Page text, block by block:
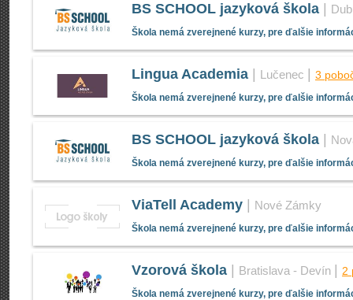
BS SCHOOL jazyková škola
Škola nemá zverejnené kurzy, pre ďalšie
Lingua Academia Lučenec 3
Škola nemá zverejnené kurzy, pre ďalšie
BS SCHOOL jazyková škola
Škola nemá zverejnené kurzy, pre ďalšie
ViaTell Academy Nové Zámky
Škola nemá zverejnené kurzy, pre ďalšie
Vzorová škola Bratislava - Devín 2
Škola nemá zverejnené kurzy, pre ďalšie